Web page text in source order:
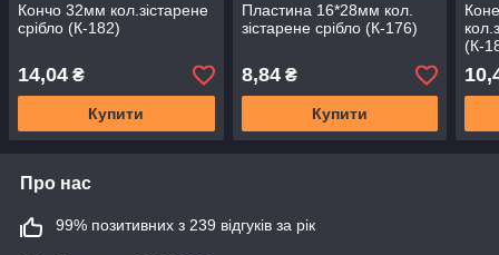
Кончо 32мм кол.зістарене
срібло (К-182)
14,04 ₴
Купити
Пластина 16*28мм кол.
зістарене срібло (К-176)
8,84₴
Купити
(К-
Про нас
99% позитивних з 239 відгуків за рік